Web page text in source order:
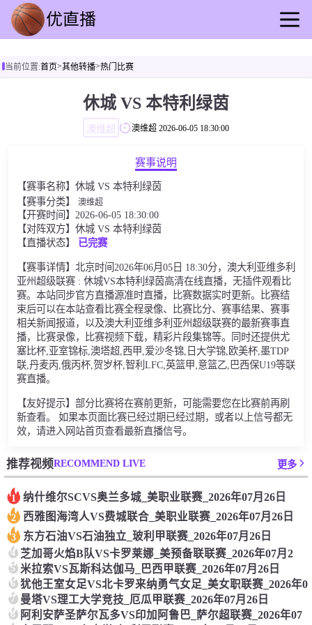
足球直播
其他转播
当前位置:首页>其他转播>热门比赛
休城 VS 本特利绿茵
澳维超 澳维超 2026-06-05 18:30:00
赛事说明
【赛事名称】休城 VS 本特利绿茵
【赛事分类】 澳维超
【开赛时间】2026-06-05 18:30:00
【对阵双方】休城 VS 本特利绿茵
【直播状态】
已完赛
【赛事详情】北京时间2026年06月05日 18:30分，澳大利亚维多利
亚州超级联赛 : 休城VS本特利绿茵高清在线直播，无插件观看比
赛。本站同步官方直播源准时直播，比赛数据实时更新。比赛结
束后可以在本站查看比赛全程录像、比赛比分、赛事结果、赛事
相关新闻报道，以及澳大利亚维多利亚州超级联赛的最新赛事直
播，比赛录像，比赛视频下载，精彩片段集锦等。同时还提供尤
塞比杯,亚室锦标,澳塔超,西甲,爱沙冬锦,日大学锦,欧美杯,墨TDP
联,丹麦丙,俄丙杯,贺岁杯,智利LFC,英篮甲,意篮乙,巴西保U19等联
赛直播。
【友好提示】部分比赛将在赛前更新，可能需要您在比赛前再刷
新查看。 如果本页面比赛已经过期已经过期，或者以上信号都无
效，请进入网站首页查看最新直播信号。
推荐视频RECOMMEND LIVE 更多
1 纳什维尔SCVS奥兰多城_美职业联赛_2026年07月26日
2 西雅图海湾人VS费城联合_美职业联赛_2026年07月26日
3 东方石油VS石油独立_玻利甲联赛_2026年07月26日
4 芝加哥火焰B队VS卡罗莱娜_美预备联联赛_2026年07月2
5 米拉索VS瓦斯科达伽马_巴西甲联赛_2026年07月26日
6 犹他王室女足VS北卡罗来纳勇气女足_美女职联赛_2026年0
7 曼塔VS理工大学竞技_厄瓜甲联赛_2026年07月26日
8 阿利安萨圣萨尔瓦多VS印加阿鲁巴_萨尔超联赛_2026年07